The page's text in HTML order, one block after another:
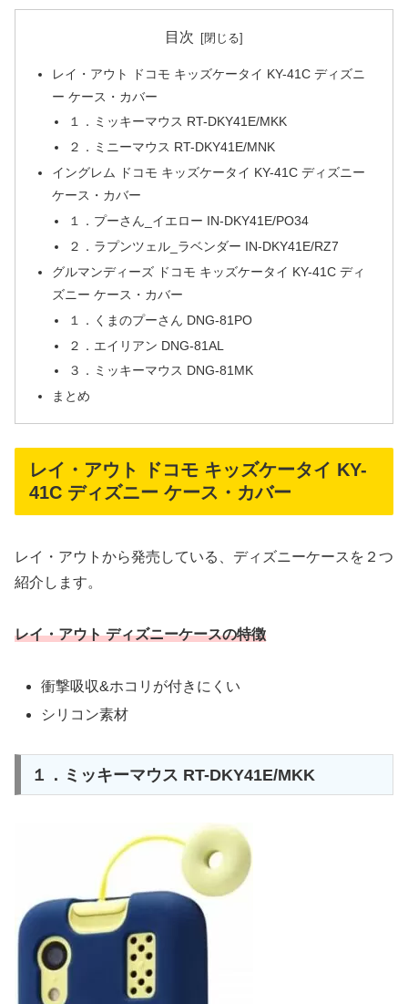
目次
レイ・アウト ドコモ キッズケータイ KY-41C ディズニ
ー ケース・カバー
１．ミッキーマウス RT-DKY41E/MKK
２．ミニーマウス RT-DKY41E/MNK
イングレム ドコモ キッズケータイ KY-41C ディズニー
ケース・カバー
１．プーさん_イエロー IN-DKY41E/PO34
２．ラプンツェル_ラベンダー IN-DKY41E/RZ7
グルマンディーズ ドコモ キッズケータイ KY-41C ディ
ズニー ケース・カバー
１．くまのプーさん DNG-81PO
２．エイリアン DNG-81AL
３．ミッキーマウス DNG-81MK
まとめ
レイ・アウト ドコモ キッズケータイ KY-
41C ディズニー ケース・カバー
レイ・アウトから発売している、ディズニーケースを２つ
紹介します。
レイ・アウト ディズニーケースの特徴
衝撃吸収&ホコリが付きにくい
シリコン素材
１．ミッキーマウス RT-DKY41E/MKK